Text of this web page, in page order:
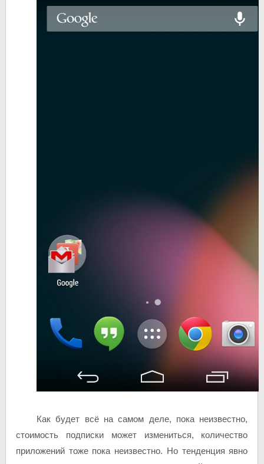
Как будет всё на самом деле, пока неизвестно,
стоимость подписки может измениться, количество
приложений тоже пока неизвестно. Но тенденция явно